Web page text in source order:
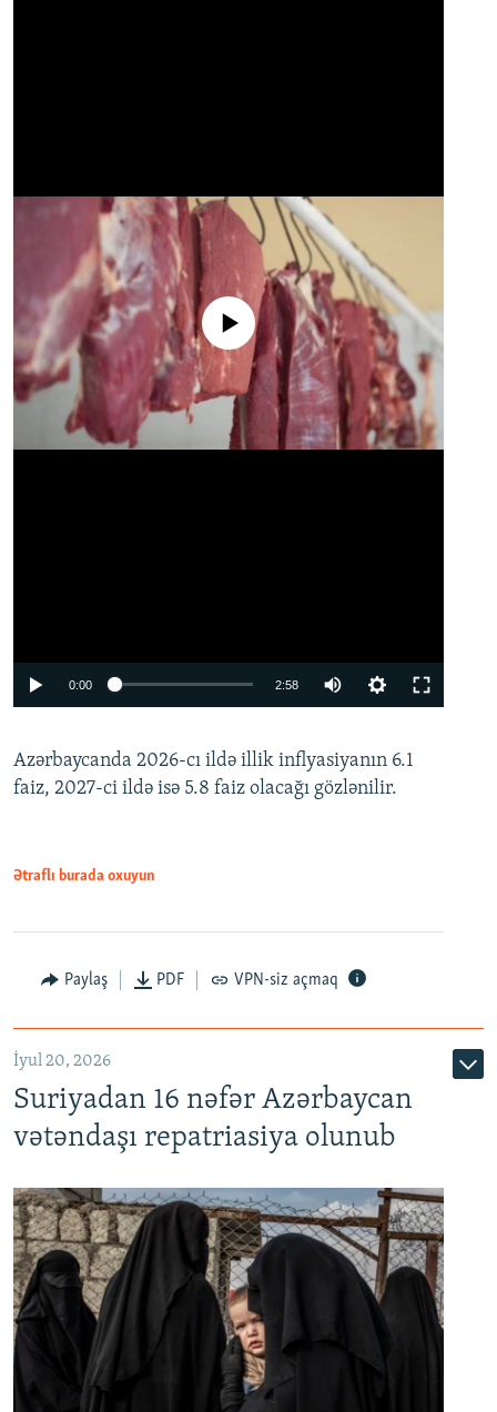
Auto
No media source currently available
0:00 2:58
360p
480p
Azərbaycanda 2026-cı ildə illik inflyasiyanın 6.1
faiz, 2027-ci ildə isə 5.8 faiz olacağı gözlənilir.
Ətraflı burada oxuyun
Paylaş PDF VPN-siz açmaq
İyul 20, 2026
Suriyadan 16 nəfər Azərbaycan
vətəndaşı repatriasiya olunub